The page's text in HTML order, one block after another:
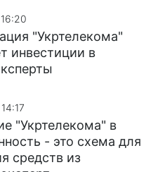
"Укртелекома"
инвестиции в
"Укртелекома" в
- это схема для
средств из